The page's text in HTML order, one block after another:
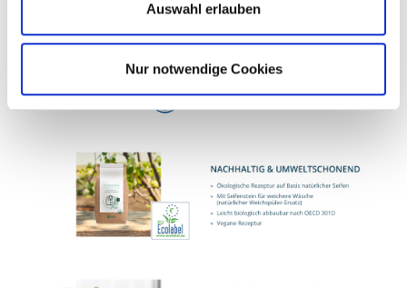
Auswahl erlauben
Nur notwendige Cookies